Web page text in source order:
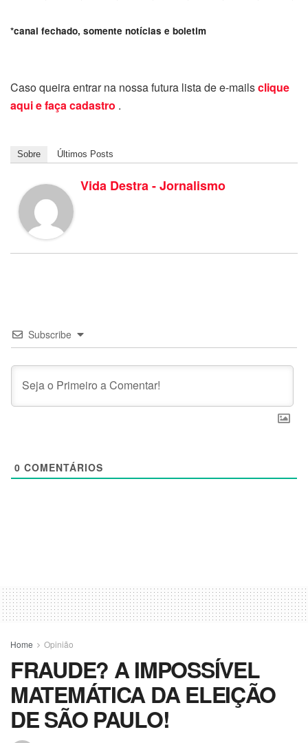
*canal fechado, somente notícias e boletim
Caso queira entrar na nossa futura lista de e-mailsclique
aqui e faça cadastro .
Sobre Últimos Posts
Vida Destra - Jornalismo
Subscribe
0 COMENTÁRIOS
Home Opinião
FRAUDE? A IMPOSSÍVEL
MATEMÁTICA DA ELEIÇÃO
DE SÃO PAULO!